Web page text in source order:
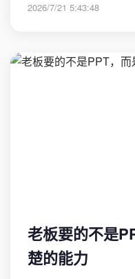
2026/7/21 5:43:48
老板要的不是
楚的能力